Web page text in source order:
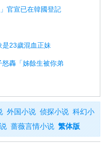
官宣已在韓國登記
23歲混血正妹
轟「姊餘生被你弟
外国小说 侦探小说 科幻小
蔷薇言情小说 繁体版